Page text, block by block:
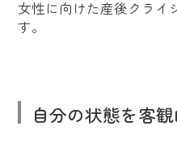
女性に向けた産後クライ
す。
自分の状態を客